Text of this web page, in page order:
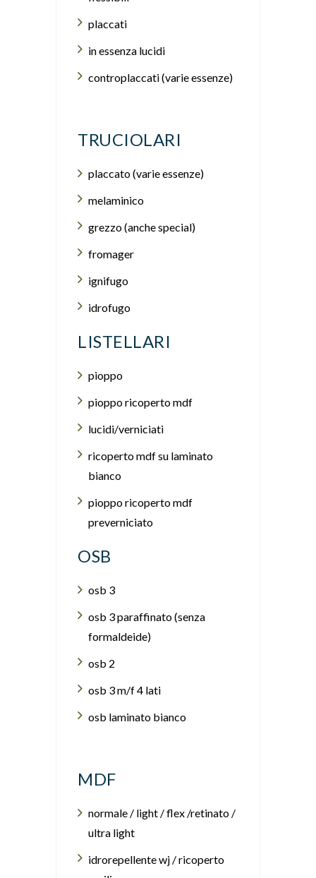
placcati
in essenza lucidi
controplaccati (varie essenze)
TRUCIOLARI
placcato (varie essenze)
melaminico
grezzo (anche special)
fromager
ignifugo
idrofugo
LISTELLARI
pioppo
pioppo ricoperto mdf
lucidi/verniciati
ricoperto mdf su laminato
bianco
pioppo ricoperto mdf
preverniciato
OSB
osb 3
osb 3 paraffinato (senza
formaldeide)
osb 2
osb 3 m/f 4 lati
osb laminato bianco
MDF
normale / light / flex /retinato /
ultra light
idrorepellente wj / ricoperto